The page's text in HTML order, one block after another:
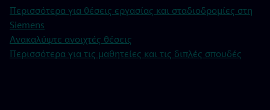
Περισσότερα για θέσεις εργασίας και σταδιοδρομίες στη
Siemens
Ανακαλύψτε ανοιχτές θέσεις
Περισσότερα για τις μαθητείες και τις διπλές σπουδές